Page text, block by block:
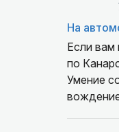
На
Если вам
по
Умение